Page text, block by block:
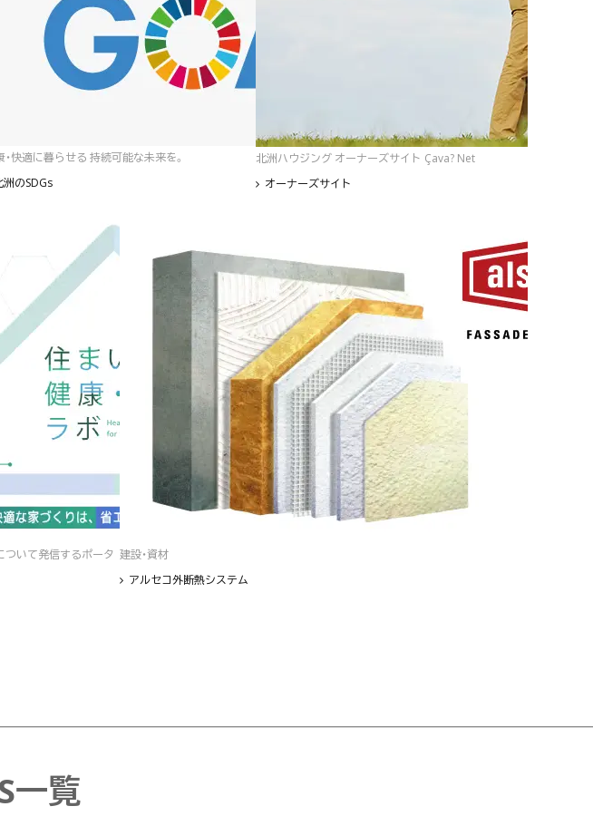
・快適に暮らせる 持続可能な未来を。
洲のSDGs
北洲ハウジング オーナーズサイト Çava? Net
オーナーズサイト
ついて発信するポータ 建設・資材
アルセコ外断熱システム
一覧